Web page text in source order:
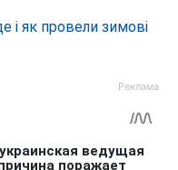
і як провели зимові